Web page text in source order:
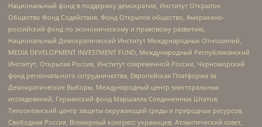
Национальный фонд в поддержку демократии, Институт Открытое
Общество Фонд Содействия, Фонд Открытое общество, Американо-
российский фонд по экономическому и правовому развитию,
Национальный Демократический Институт Международных Отношений,
MEDIA DEVELOPMENT INVESTMENT FUND, Международный Республиканский
Институт, Открытая Россия, Институт современной России, Черноморский
фонд регионального сотрудничества, Европейская Платформа за
Демократические Выборы, Международный центр электоральных
исследований, Германский фонд Маршалла Соединенных Штатов,
Тихоокеанский центр защиты окружающей среды и природных ресурсов,
Свободная Россия, Всемирный конгресс украинцев, Атлантический совет,